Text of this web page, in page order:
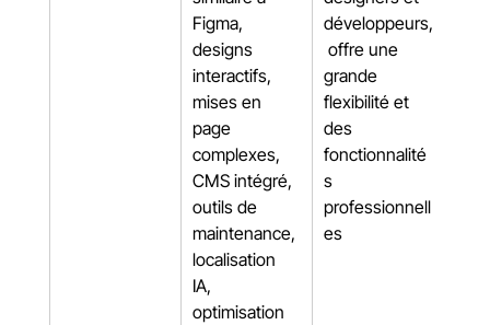
Figma,
designs
interactifs,
mises en
page
complexes,
CMS intégré,
outils de
maintenance,
localisation
IA,
optimisation
développeurs,
offre une
grande
flexibilité et
des
fonctionnalité
s
professionnell
es